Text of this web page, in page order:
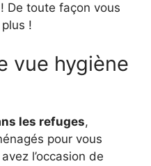
De toute façon vous
!
vue hygiène
les refuges,
pour vous
l’occasion de